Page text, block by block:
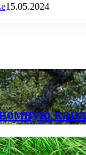
15.05.2024